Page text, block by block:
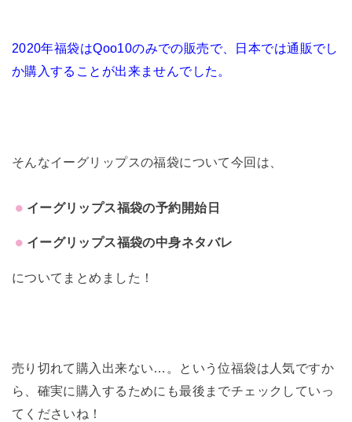
2020年福袋はQoo10のみでの販売で、日本では通販でし
か購入することが出来ませんでした。
そんなイーグリップスの福袋について今回は、
イーグリップス福袋の予約開始日
イーグリップス福袋の中身ネタバレ
についてまとめました！
売り切れて購入出来ない…。という位福袋は人気ですか
ら、確実に購入するためにも最後までチェックしていっ
てくださいね！